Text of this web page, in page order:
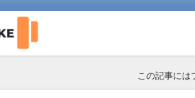
この記事には